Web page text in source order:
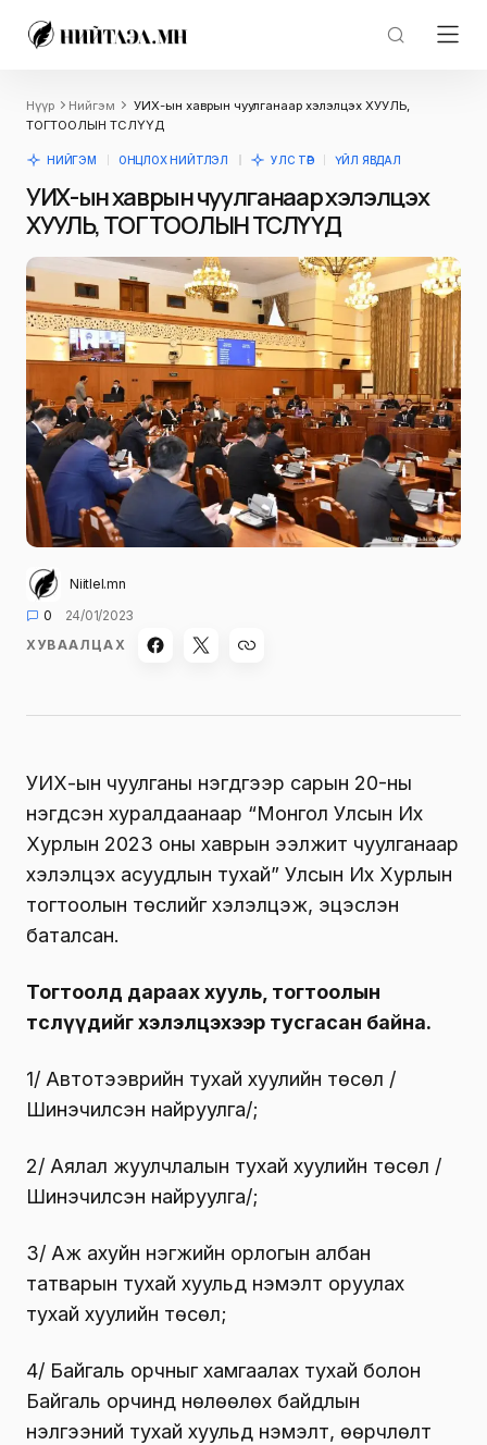
Нүүр Нийгэм
УИХ-ын хаврын чуулганаар хэлэлцэх ХУУЛЬ,
ТОГТООЛЫН ТӨСЛҮҮД
НИЙГЭМ ОНЦЛОХ НИЙТЛЭЛ УЛС ТӨР ҮЙЛ ЯВДАЛ
УИХ-ын хаврын чуулганаар хэлэлцэх
ХУУЛЬ, ТОГТООЛЫН ТӨСЛҮҮД
Niitlel.mn
0
24/01/2023
ХУВААЛЦАХ
УИХ-ын чуулганы нэгдүгээр сарын 20-ны
нэгдсэн хуралдаанаар “Монгол Улсын Их
Хурлын 2023 оны хаврын ээлжит чуулганаар
хэлэлцэх асуудлын тухай” Улсын Их Хурлын
тогтоолын төслийг хэлэлцэж, эцэслэн
баталсан.
Тогтоолд дараах хууль, тогтоолын
төслүүдийг хэлэлцэхээр тусгасан байна.
1/ Автотээврийн тухай хуулийн төсөл /
Шинэчилсэн найруулга/;
2/ Аялал жуулчлалын тухай хуулийн төсөл /
Шинэчилсэн найруулга/;
3/ Аж ахуйн нэгжийн орлогын албан
татварын тухай хуульд нэмэлт оруулах
тухай хуулийн төсөл;
4/ Байгаль орчныг хамгаалах тухай болон
Байгаль орчинд нөлөөлөх байдлын
үнэлгээний тухай хуульд нэмэлт, өөрчлөлт